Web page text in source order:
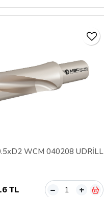
WCM 040208 UDRİLL
TL – +